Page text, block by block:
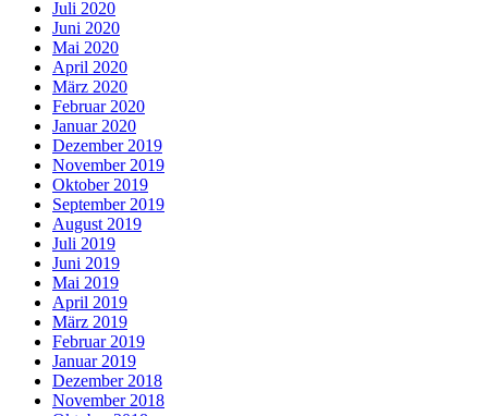
Juli 2020
Juni 2020
Mai 2020
April 2020
März 2020
Februar 2020
Januar 2020
Dezember 2019
November 2019
Oktober 2019
September 2019
August 2019
Juli 2019
Juni 2019
Mai 2019
April 2019
März 2019
Februar 2019
Januar 2019
Dezember 2018
November 2018